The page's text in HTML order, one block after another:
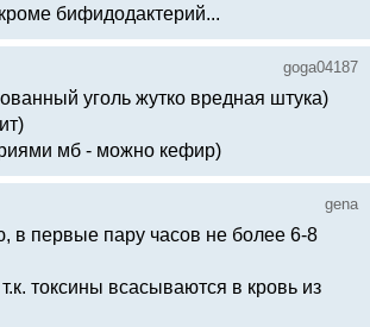
бифидодактерий...
goga04187
уголь жутко вредная штука)
мб - можно кефир)
gena
в первые пару часов не более 6-8
токсины всасываются в кровь из